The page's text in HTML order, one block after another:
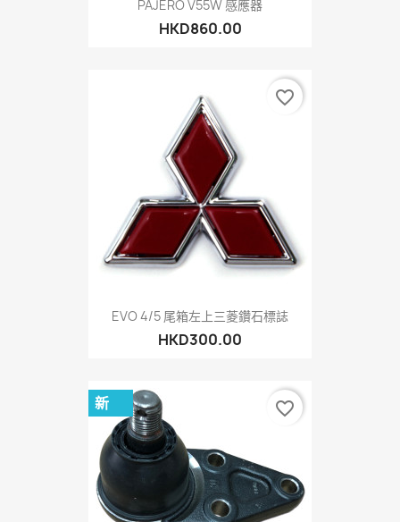
PAJERO V55W 感應器
HKD860.00
EVO 4/5 尾箱左上三菱鑽石標誌
HKD300.00
favorite_border
新 favorite_border